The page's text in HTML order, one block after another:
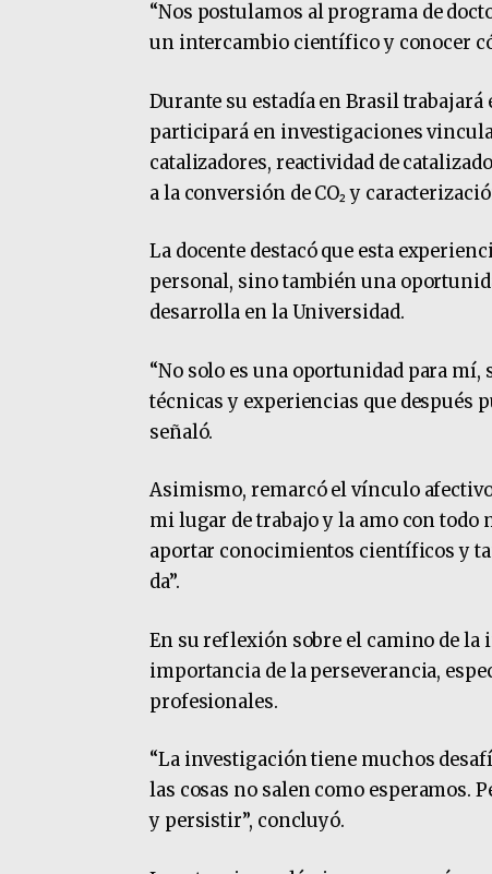
“Nos postulamos al programa de
un intercambio científico y conocer
Durante su estadía en Brasil
participará en investigaciones
catalizadores, reactividad de
a la conversión de CO₂ y
La docente destacó que esta
personal, sino también una
desarrolla en la Universidad.
“No solo es una oportunidad para
técnicas y experiencias que después
señaló.
Asimismo, remarcó el vínculo
mi lugar de trabajo y la amo con todo
aportar conocimientos científicos y
da”.
En su reflexión sobre el camino de
importancia de la perseverancia,
profesionales.
“La investigación tiene muchos
las cosas no salen como esperamos.
y persistir”, concluyó.